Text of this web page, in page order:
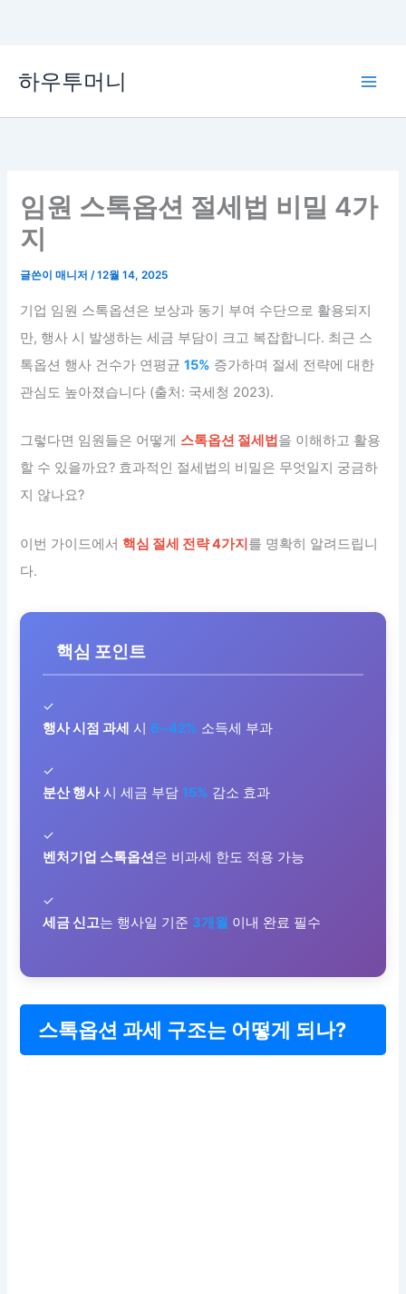
로
하우투머니
임원 스톡옵션 절세법 비밀 4가
지
글쓴이매니저/12월 14, 2025
기업 임원 스톡옵션은 보상과 동기 부여 수단으로 활용되지
만, 행사 시 발생하는 세금 부담이 크고 복잡합니다. 최근 스
톡옵션 행사 건수가 연평균15% 증가하며 절세 전략에 대한
관심도 높아졌습니다 (출처: 국세청 2023).
그렇다면 임원들은 어떻게 스톡옵션 절세법을 이해하고 활용
할 수 있을까요? 효과적인 절세법의 비밀은 무엇일지 궁금하
지 않나요?
이번 가이드에서 핵심 절세 전략 4가지를 명확히 알려드립니
다.
핵심 포인트
✓
행사 시점 과세 시 6~42% 소득세 부과
✓
분산 행사시 세금 부담 15% 감소 효과
✓
벤처기업 스톡옵션은 비과세 한도 적용 가능
✓
세금 신고는 행사일 기준 3개월 이내 완료 필수
스톡옵션 과세 구조는 어떻게 되나?